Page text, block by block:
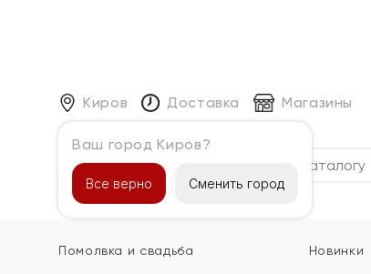
Киров
Ваш город Киров?
Все верно Сменить город
Доставка Магазины
Каталог
Помолвка и свадьба Новинки